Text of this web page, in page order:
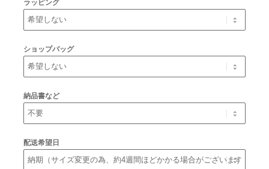
ラッピング
ショップバッグ
納品書など
配送希望日